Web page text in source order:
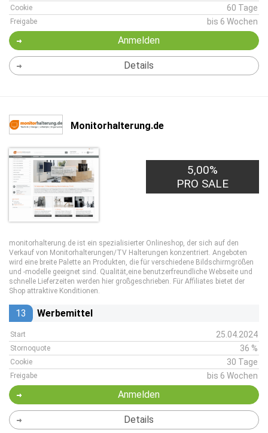
Cookie 60 Tage
Freigabe bis 6 Wochen
Anmelden
Details
Monitorhalterung.de
5,00%
PRO SALE
monitorhalterung.de ist ein spezialisierter Onlineshop, der sich auf den
Verkauf von Monitorhalterungen/TV Halterungen konzentriert. Angeboten
wird eine breite Palette an Produkten, die für verschiedene Bildschirmgrößen
und -modelle geeignet sind. Qualität,eine benutzerfreundliche Webseite und
schnelle Lieferzeiten werden hier großgeschrieben. Für Affiliates bietet der
Shop attraktive Konditionen.
13 Werbemittel
Start 25.04.2024
Stornoquote 36 %
Cookie 30 Tage
Freigabe bis 6 Wochen
Anmelden
Details